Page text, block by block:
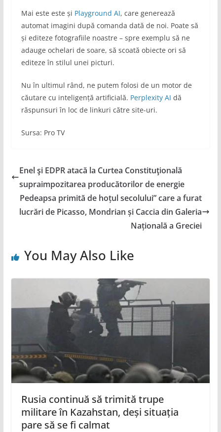
Mai este este și Playground AI, care generează
automat imagini după comanda dată de noi. Poate să
și editeze fotografiile noastre – spre exemplu să ne
adauge ochelari de soare, să scoată obiecte ori să
editeze în stilul unei picturi.
Nu în ultimul rând, ne putem folosi de un motor de
căutare cu inteligență artificială. Perplexity AI dă
răspunsuri în loc de linkuri către site-uri.
Sursa: Pro TV
Enel şi EDPR atacă la Curtea Constituţională
supraimpozitarea producătorilor de energie
Pedeapsa primită de hoțul secolului” care a furat
lucrări de Picasso, Mondrian și Caccia din Galeria
Națională a Greciei
You May Also Like
Rusia continuă să trimită trupe
militare în Kazahstan, deși situația
pare să se fi calmat